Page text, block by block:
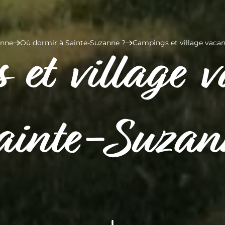
Où dormir à Sainte-Suzanne ? Campings et village
et village